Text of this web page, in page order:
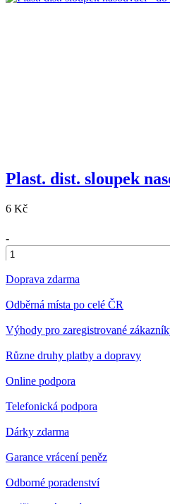
Plast. dist. sloupek
6 Kč
-
+
Doprava zdarma
Odběrná místa po celé ČR
Výhody pro zaregistrované
Různe druhy platby a dopravy
Online podpora
Telefonická podpora
Dárky zdarma
Garance vrácení peněz
Odborné poradenství